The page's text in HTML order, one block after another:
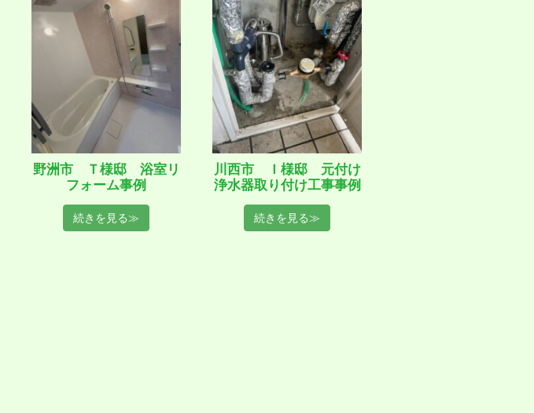
野洲市 Ｔ様邸 浴室リ
フォーム事例
続きを見る≫
川西市 Ｉ様邸 元付け
浄水器取り付け工事事例
続きを見る≫